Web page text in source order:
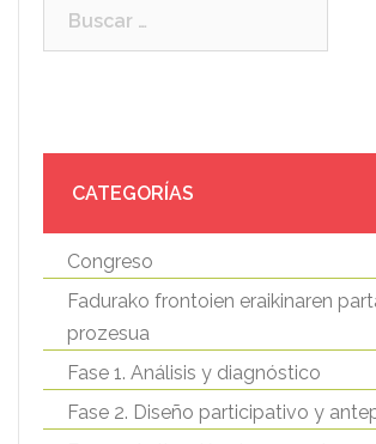
CATEGORÍAS
Congreso
Fadurako frontoien eraikinaren
prozesua
Fase 1. Análisis y diagnóstico
Fase 2. Diseño participativo y